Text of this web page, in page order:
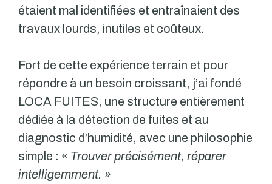
étaient mal identifiées et entraînaient des
travaux lourds, inutiles et coûteux.
Fort de cette expérience terrain et pour
répondre à un besoin croissant, j’ai fondé
LOCA FUITES, une structure entièrement
dédiée à la détection de fuites et au
diagnostic d’humidité, avec une philosophie
simple : « Trouver précisément, réparer
intelligemment. »